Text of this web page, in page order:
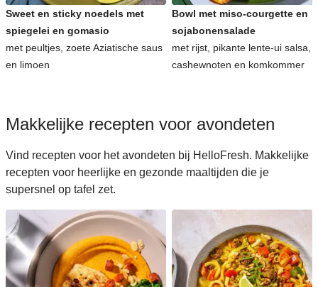
Sweet en sticky noedels met
spiegelei en gomasio
met peultjes, zoete Aziatische saus
en limoen
Bowl met miso-courgette en
sojabonensalade
met rijst, pikante lente-ui salsa,
cashewnoten en komkommer
Makkelijke recepten voor avondeten
Vind recepten voor het avondeten bij HelloFresh. Makkelijke
recepten voor heerlijke en gezonde maaltijden die je
supersnel op tafel zet.